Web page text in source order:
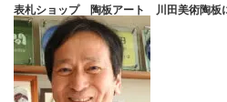
表札ショップ 陶板アート 川田美術陶板